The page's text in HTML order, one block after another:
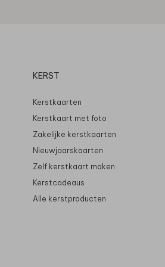
KERST
Kerstkaarten
Kerstkaart met foto
Zakelijke kerstkaarten
Nieuwjaarskaarten
Zelf kerstkaart maken
Kerstcadeaus
Alle kerstproducten